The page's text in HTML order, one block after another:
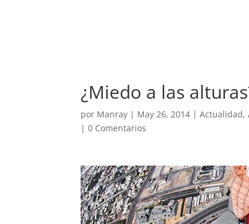
¿Miedo a las
por Manray | May 26, 2014 |Actualidad,
|0 Comentarios